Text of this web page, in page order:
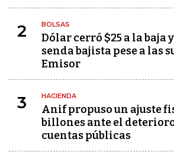
2 BOLSAS
Dólar cerró $25 a la baja
senda bajista pese a las
Emisor
3 HACIENDA
Anif propuso un ajuste
billones ante el
cuentas públicas